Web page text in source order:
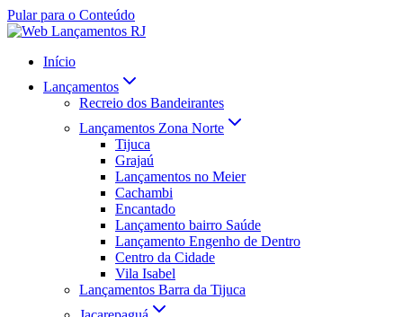
Pular para o Conteúdo
Início
Lançamentos
Recreio dos Bandeirantes
Lançamentos Zona Norte
Tijuca
Grajaú
Lançamentos no Meier
Cachambi
Encantado
Lançamento bairro Saúde
Lançamento Engenho de Dentro
Centro da Cidade
Vila Isabel
Lançamentos Barra da Tijuca